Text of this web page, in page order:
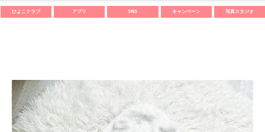
ひよこクラブ アプリ SNS キャンペーン 写真スタジオ